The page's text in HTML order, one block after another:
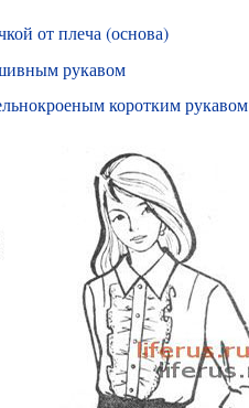
от плеча (основа)
рукавом
коротким рукавом